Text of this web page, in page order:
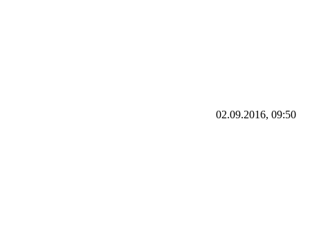
02.09.2016, 09:50